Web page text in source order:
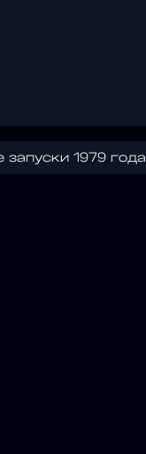
запуски 1979 года